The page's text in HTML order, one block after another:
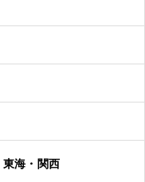
東海・関西